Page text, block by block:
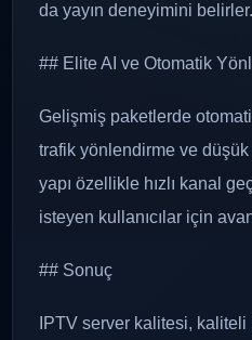
da yayın deneyimini belirler.
## Elite AI ve Otomatik
Gelişmiş paketlerde
trafik yönlendirme ve
yapı özellikle hızlı kanal
isteyen kullanıcılar için
## Sonuç
IPTV server kalitesi,